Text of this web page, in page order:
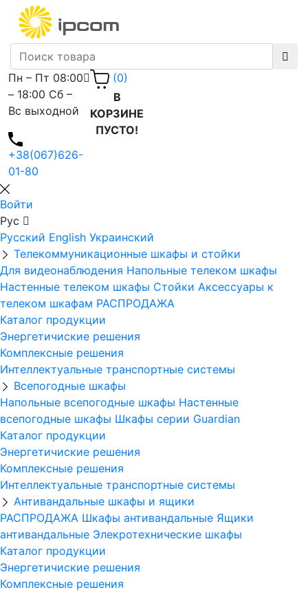
Пн – Пт 08:00
– 18:00 Сб –
Вс выходной
+38(067)626-
01-80
(0)
В
КОРЗИНЕ
ПУСТО!
Войти
Рус
Русский English Украинский
Телекоммуникационные шкафы и стойки
Для видеонаблюдения Напольные телеком шкафы
Настенные телеком шкафы Стойки Аксессуары к
телеком шкафам РАСПРОДАЖА
Каталог продукции
Энергетичиские решения
Комплексные решения
Интеллектуальные транспортные системы
Всепогодные шкафы
Напольные всепогодные шкафы Настенные
всепогодные шкафы Шкафы серии Guardian
Каталог продукции
Энергетичиские решения
Комплексные решения
Интеллектуальные транспортные системы
Антивандальные шкафы и ящики
РАСПРОДАЖА Шкафы антивандальные Ящики
антивандальные Элекротехнические шкафы
Каталог продукции
Энергетичиские решения
Комплексные решения